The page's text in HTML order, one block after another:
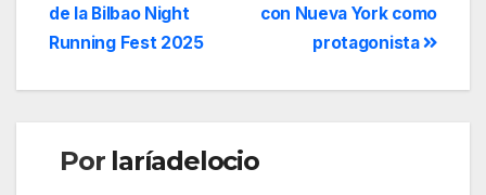
con Nueva York como
protagonista
de la Bilbao Night
Running Fest 2025
Por laríadelocio